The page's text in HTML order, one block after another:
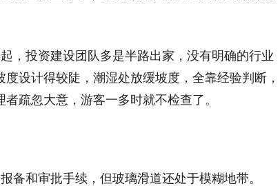
投资建设团队多是半路出家，没有明确的行业
设计得较陡，潮湿处放缓坡度，全靠经验判断，
疏忽大意，游客一多时就不检查了。
和审批手续，但玻璃滑道还处于模糊地带。